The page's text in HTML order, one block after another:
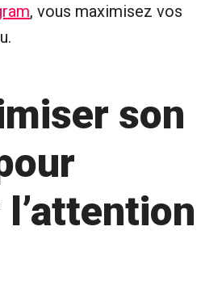
, vous maximisez vos
son